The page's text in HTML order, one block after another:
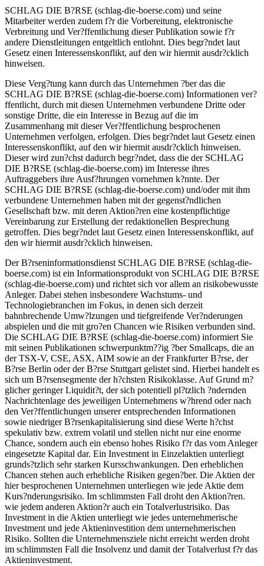
SCHLAG DIE B?RSE (schlag-die-boerse.com) und seine
Mitarbeiter werden zudem f?r die Vorbereitung, elektronische
Verbreitung und Ver?ffentlichung dieser Publikation sowie f?r
andere Dienstleitungen entgeltlich entlohnt. Dies begr?ndet laut
Gesetz einen Interessenskonflikt, auf den wir hiermit ausdr?cklich
hinweisen.
Diese Verg?tung kann durch das Unternehmen ?ber das die
SCHLAG DIE B?RSE (schlag-die-boerse.com) Informationen ver?
ffentlicht, durch mit diesen Unternehmen verbundene Dritte oder
sonstige Dritte, die ein Interesse in Bezug auf die im
Zusammenhang mit dieser Ver?ffentlichung besprochenen
Unternehmen verfolgen, erfolgen. Dies begr?ndet laut Gesetz einen
Interessenskonflikt, auf den wir hiermit ausdr?cklich hinweisen.
Dieser wird zun?chst dadurch begr?ndet, dass die der SCHLAG
DIE B?RSE (schlag-die-boerse.com) im Interesse ihres
Auftraggebers ihre Ausf?hrungen vornehmen k?nnte. Der
SCHLAG DIE B?RSE (schlag-die-boerse.com) und/oder mit ihm
verbundene Unternehmen haben mit der gegenst?ndlichen
Gesellschaft bzw. mit deren Aktion?ren eine kostenpflichtige
Vereinbarung zur Erstellung der redaktionellen Besprechung
getroffen. Dies begr?ndet laut Gesetz einen Interessenskonflikt, auf
den wir hiermit ausdr?cklich hinweisen.
Der B?rseninformationsdienst SCHLAG DIE B?RSE (schlag-die-
boerse.com) ist ein Informationsprodukt von SCHLAG DIE B?RSE
(schlag-die-boerse.com) und richtet sich vor allem an risikobewusste
Anleger. Dabei stehen insbesondere Wachstums- und
Technologiebranchen im Fokus, in denen sich derzeit
bahnbrechende Umw?lzungen und tiefgreifende Ver?nderungen
abspielen und die mit gro?en Chancen wie Risiken verbunden sind.
Die SCHLAG DIE B?RSE (schlag-die-boerse.com) informiert Sie
mit seinen Publikationen schwerpunktm??ig ?ber Smallcaps, die an
der TSX-V, CSE, ASX, AIM sowie an der Frankfurter B?rse, der
B?rse Berlin oder der B?rse Stuttgart gelistet sind. Hierbei handelt es
sich um B?rsensegmente der h?chsten Risikoklasse. Auf Grund m?
glicher geringer Liquidit?t, der sich potentiell pl?tzlich ?ndernden
Nachrichtenlage des jeweiligen Unternehmens w?hrend oder nach
den Ver?ffentlichungen unserer entsprechenden Informationen
sowie niedriger B?rsenkapitalisierung sind diese Werte h?chst
spekulativ bzw. extrem volatil und stellen nicht nur eine enorme
Chance, sondern auch ein ebenso hohes Risiko f?r das vom Anleger
eingesetzte Kapital dar. Ein Investment in Einzelaktien unterliegt
grunds?tzlich sehr starken Kursschwankungen. Den erheblichen
Chancen stehen auch erhebliche Risiken gegen?ber. Die Aktien der
hier besprochenen Unternehmen unterliegen wie jede Aktie dem
Kurs?nderungsrisiko. Im schlimmsten Fall droht den Aktion?ren.
wie jedem anderen Aktion?r auch ein Totalverlustrisiko. Das
Investment in die Aktien unterliegt wie jedes unternehmerische
Investment und jede Aktieninvestition dem unternehmerischen
Risiko. Sollten die Unternehmensziele nicht erreicht werden droht
im schlimmsten Fall die Insolvenz und damit der Totalverlust f?r das
Aktieninvestment.